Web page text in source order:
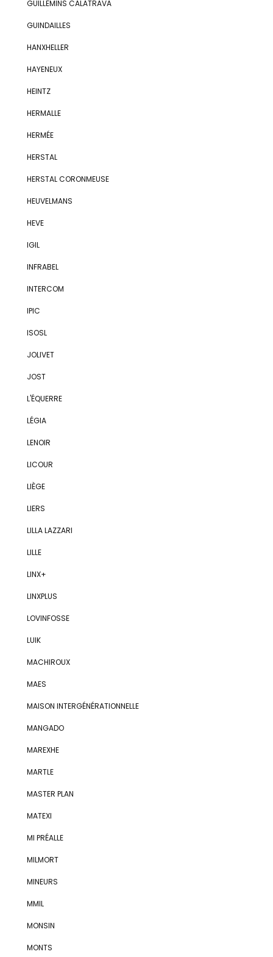
GUILLEMINS CALATRAVA
GUINDAILLES
HANXHELLER
HAYENEUX
HEINTZ
HERMALLE
HERMÉE
HERSTAL
HERSTAL CORONMEUSE
HEUVELMANS
HEVE
IGIL
INFRABEL
INTERCOM
IPIC
ISOSL
JOLIVET
JOST
L'ÉQUERRE
LÉGIA
LENOIR
LICOUR
LIÈGE
LIERS
LILLA LAZZARI
LILLE
LINX+
LINXPLUS
LOVINFOSSE
LUIK
MACHIROUX
MAES
MAISON INTERGÉNÉRATIONNELLE
MANGADO
MAREXHE
MARTLE
MASTER PLAN
MATEXI
MI PRÉALLE
MILMORT
MINEURS
MMIL
MONSIN
MONTS